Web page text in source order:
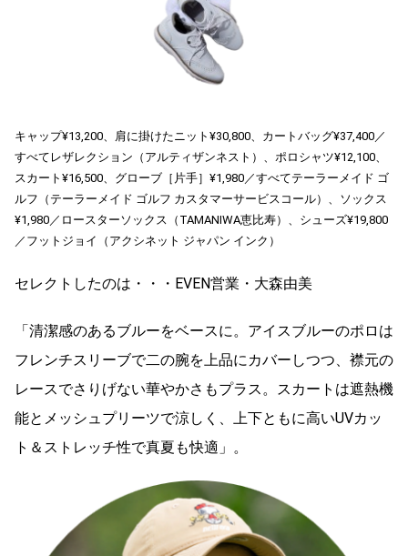
キャップ¥13,200、肩に掛けたニット¥30,800、カートバッグ¥37,400／
すべてレザレクション（アルティザンネスト）、ポロシャツ¥12,100、
スカート¥16,500、グローブ［片手］¥1,980／すべてテーラーメイド ゴ
ルフ（テーラーメイド ゴルフ カスタマーサービスコール）、ソックス
¥1,980／ロースターソックス（TAMANIWA恵比寿）、シューズ¥19,800
／フットジョイ（アクシネット ジャパン インク）
セレクトしたのは・・・EVEN営業・大森由美
「清潔感のあるブルーをベースに。アイスブルーのポロは
フレンチスリーブで二の腕を上品にカバーしつつ、襟元の
レースでさりげない華やかさもプラス。スカートは遮熱機
能とメッシュプリーツで涼しく、上下ともに高いUVカッ
ト＆ストレッチ性で真夏も快適」。